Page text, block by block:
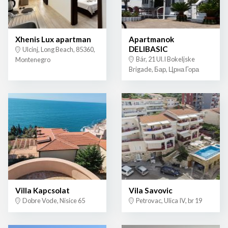
Xhenis Lux apartman
Ulcinj, Long Beach, 85360,
Montenegro
Apartmanok
DELIBASIC
Bár, 21 Ul.I Bokeljske
Brigade, Бар, Црна Гора
Villa Kapcsolat
Dobre Vode, Nisice 65
Vila Savovic
Petrovac, Ulica IV, br 19